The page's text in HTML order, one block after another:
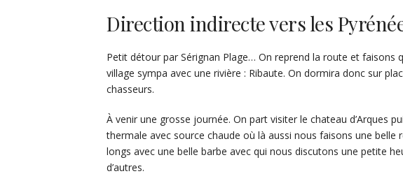
Direction indirecte vers les
Petit détour par Sérignan Plage… On reprend la route et faisons
village sympa avec une rivière : Ribaute. On dormira donc sur
chasseurs.
À venir une grosse journée. On part visiter le chateau d’Arques
thermale avec source chaude où là aussi nous faisons une belle
longs avec une belle barbe avec qui nous discutons une petite
d’autres.